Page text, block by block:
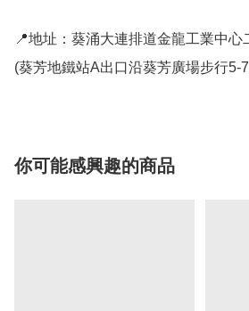
📍地址：葵涌大連排道金龍工業中心
(葵芳地鐵站A出口沿葵芳廣場步行5-
你可能感興趣的商品